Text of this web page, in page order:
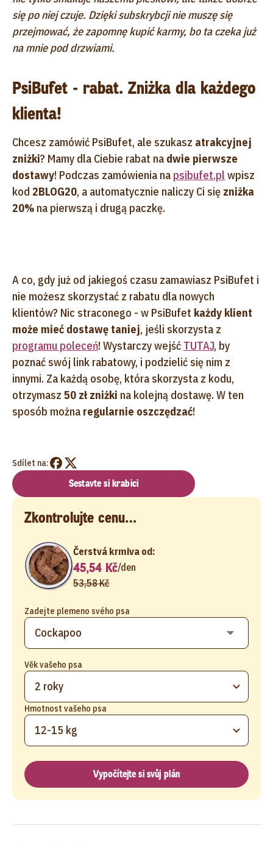
się po niej czuje. Dzięki subskrybcji nie muszę się
przejmować, że zapomnę kupić karmy, bo ta czeka już
na mnie pod drzwiami.
PsiBufet - rabat. Zniżka dla każdego
klienta!
Chcesz zamówić PsiBufet, ale szukasz atrakcyjnej
zniżki? Mamy dla Ciebie rabat na dwie pierwsze
dostawy! Podczas zamówienia na psibufet.pl wpisz
kod 2BLOG20, a automatycznie naliczy Ci się zniżka
20% na pierwszą i drugą paczkę.
A co, gdy już od jakiegoś czasu zamawiasz PsiBufet i
nie możesz skorzystać z rabatu dla nowych
klientów? Nic straconego - w PsiBufet każdy klient
może mieć dostawę taniej, jeśli skorzysta z
programu poleceń! Wystarczy wejść TUTAJ, by
poznać swój link rabatowy, i podzielić się nim z
innymi. Za każdą osobę, która skorzysta z kodu,
otrzymasz 50 zł zniżki na kolejną dostawę. W ten
sposób można regularnie oszczędzać!
Sdílet na:
Sestavte si krabici
Zkontrolujte cenu…
Zadejte plemeno svého psa
Věk vašeho psa
2 roky
Hmotnost vašeho psa
12-15 kg
Čerstvá krmiva od:
45,54 Kč/den
53,58 Kč
Vypočítejte si svůj plán